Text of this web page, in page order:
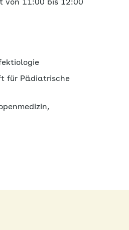
von 11:00 bis 12:00
für Pädiatrische